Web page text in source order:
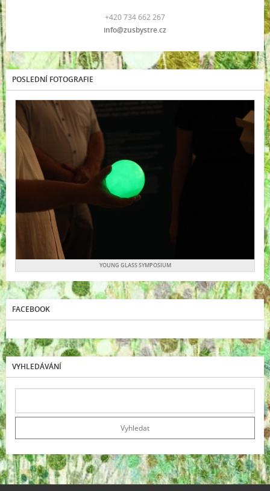
+420 734 662 267
info@zusbystre.cz
POSLEDNÍ FOTOGRAFIE
YOUNG GLASS SYMPOSIUM
FACEBOOK
VYHLEDÁVÁNÍ